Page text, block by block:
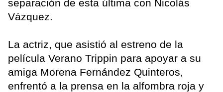
separación de esta última con Nicolás
Vázquez.
La actriz, que asistió al estreno de la
película Verano Trippin para apoyar a su
amiga Morena Fernández Quinteros,
enfrentó a la prensa en la alfombra roja y